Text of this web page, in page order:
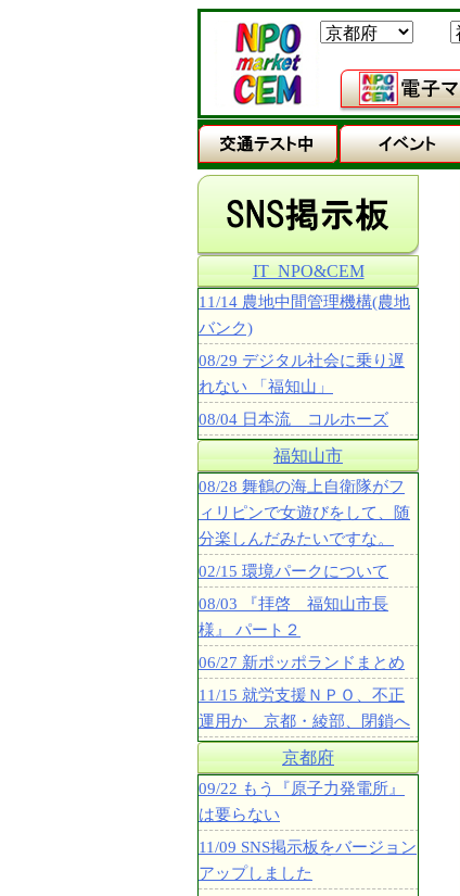
IT_NPO&CEM
11/14 農地中間管理機構(農地
バンク)
08/29 デジタル社会に乗り遅
れない 「福知山」
08/04 日本流 コルホーズ
福知山市
08/28 舞鶴の海上自衛隊がフ
ィリピンで女遊びをして、随
分楽しんだみたいですな。
02/15 環境パークについて
08/03 『拝啓 福知山市長
様』 パート２
06/27 新ポッポランドまとめ
11/15 就労支援ＮＰＯ、不正
運用か 京都・綾部、閉鎖へ
京都府
09/22 もう『原子力発電所』
は要らない
11/09 SNS掲示板をバージョン
アップしました